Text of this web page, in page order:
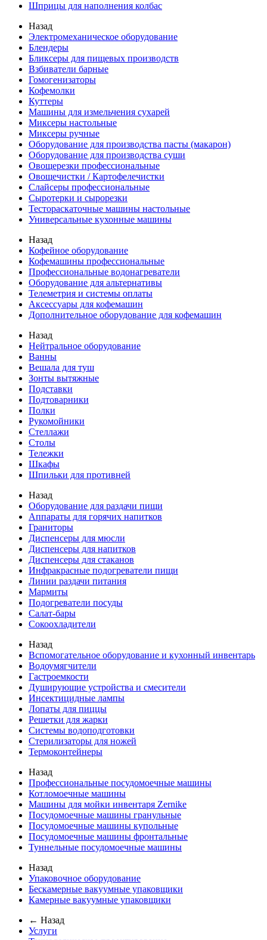
Шприцы для наполнения колбас
Назад
Электромеханическое оборудование
Блендеры
Бликсеры для пищевых производств
Взбиватели барные
Гомогенизаторы
Кофемолки
Куттеры
Машины для измельчения сухарей
Миксеры настольные
Миксеры ручные
Оборудование для производства пасты (макарон)
Оборудование для производства суши
Овощерезки профессиональные
Овощечистки / Картофелечистки
Слайсеры профессиональные
Сыротерки и сырорезки
Тестораскаточные машины настольные
Универсальные кухонные машины
Назад
Кофейное оборудование
Кофемашины профессиональные
Профессиональные водонагреватели
Оборудование для альтернативы
Телеметрия и системы оплаты
Аксессуары для кофемашин
Дополнительное оборудование для кофемашин
Назад
Нейтральное оборудование
Ванны
Вешала для туш
Зонты вытяжные
Подставки
Подтоварники
Полки
Рукомойники
Стеллажи
Столы
Тележки
Шкафы
Шпильки для противней
Назад
Оборудование для раздачи пищи
Аппараты для горячих напитков
Граниторы
Диспенсеры для мюсли
Диспенсеры для напитков
Диспенсеры для стаканов
Инфракрасные подогреватели пищи
Линии раздачи питания
Мармиты
Подогреватели посуды
Салат-бары
Сокоохладители
Назад
Вспомогательное оборудование и кухонный инвентарь
Водоумягчители
Гастроемкости
Душирующие устройства и смесители
Инсектицидные лампы
Лопаты для пиццы
Решетки для жарки
Системы водоподготовки
Стерилизаторы для ножей
Термоконтейнеры
Назад
Профессиональные посудомоечные машины
Котломоечные машины
Машины для мойки инвентаря Zernike
Посудомоечные машины гранульные
Посудомоечные машины купольные
Посудомоечные машины фронтальные
Туннельные посудомоечные машины
Назад
Упаковочное оборудование
Бескамерные вакуумные упаковщики
Камерные вакуумные упаковщики
← Назад
Услуги